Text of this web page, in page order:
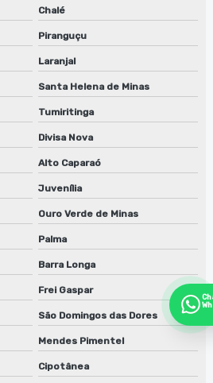
Chalé
Piranguçu
Laranjal
Santa Helena de Minas
Tumiritinga
Divisa Nova
Alto Caparaó
Juvenília
Ouro Verde de Minas
Palma
Barra Longa
Frei Gaspar
São Domingos das Dores
Mendes Pimentel
Cipotânea